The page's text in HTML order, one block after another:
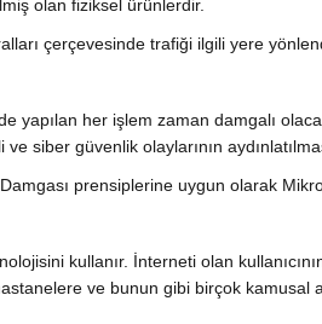
olan fiziksel ürünlerdir.
çerçevesinde trafiği ilgili yere
yapılan her işlem zaman damgalı
siber güvenlik olaylarının
prensiplerine uygun olarak
kullanır. İnterneti olan
ve bunun gibi birçok kamusal